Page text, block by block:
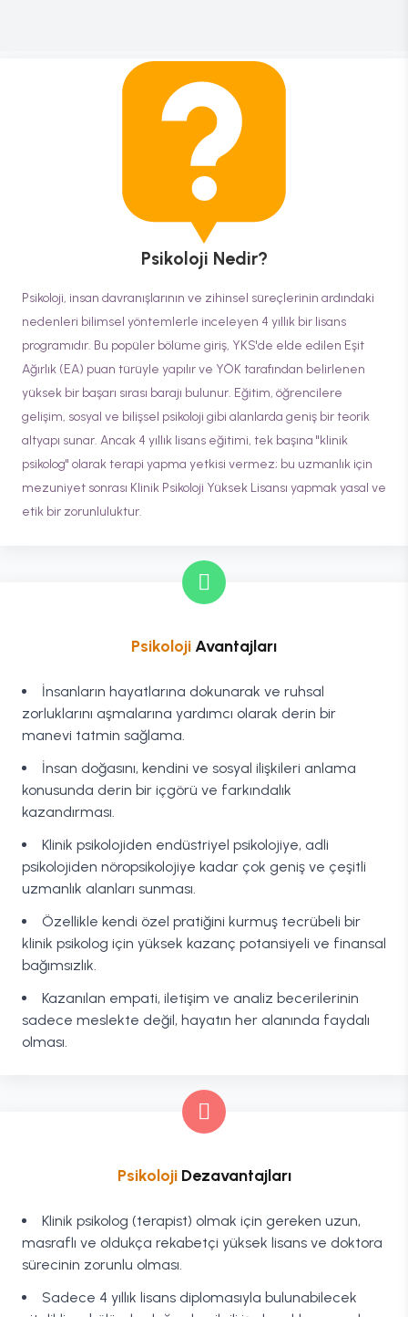
Psikoloji Nedir?
Psikoloji, insan davranışlarının ve zihinsel süreçlerinin ardındaki
nedenleri bilimsel yöntemlerle inceleyen 4 yıllık bir lisans
programıdır. Bu popüler bölüme giriş, YKS'de elde edilen Eşit
Ağırlık (EA) puan türüyle yapılır ve YÖK tarafından belirlenen
yüksek bir başarı sırası barajı bulunur. Eğitim, öğrencilere
gelişim, sosyal ve bilişsel psikoloji gibi alanlarda geniş bir teorik
altyapı sunar. Ancak 4 yıllık lisans eğitimi, tek başına "klinik
psikolog" olarak terapi yapma yetkisi vermez; bu uzmanlık için
mezuniyet sonrası Klinik Psikoloji Yüksek Lisansı yapmak yasal ve
etik bir zorunluluktur.
PsikolojiAvantajları
İnsanların hayatlarına dokunarak ve ruhsal
zorluklarını aşmalarına yardımcı olarak derin bir
manevi tatmin sağlama.
İnsan doğasını, kendini ve sosyal ilişkileri anlama
konusunda derin bir içgörü ve farkındalık
kazandırması.
Klinik psikolojiden endüstriyel psikolojiye, adli
psikolojiden nöropsikolojiye kadar çok geniş ve çeşitli
uzmanlık alanları sunması.
Özellikle kendi özel pratiğini kurmuş tecrübeli bir
klinik psikolog için yüksek kazanç potansiyeli ve finansal
bağımsızlık.
Kazanılan empati, iletişim ve analiz becerilerinin
sadece meslekte değil, hayatın her alanında faydalı
olması.
PsikolojiDezavantajları
Klinik psikolog (terapist) olmak için gereken uzun,
masraflı ve oldukça rekabetçi yüksek lisans ve doktora
sürecinin zorunlu olması.
Sadece 4 yıllık lisans diplomasıyla bulunabilecek